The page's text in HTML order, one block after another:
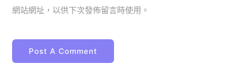
網站網址，以供下次發佈留言時使用。